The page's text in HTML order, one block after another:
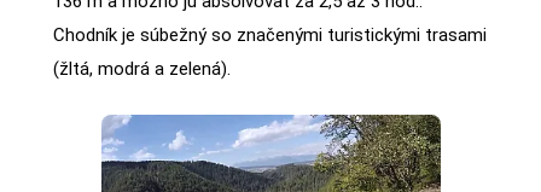
Chodník je súbežný so značenými turistickými trasami
(žltá, modrá a zelená).